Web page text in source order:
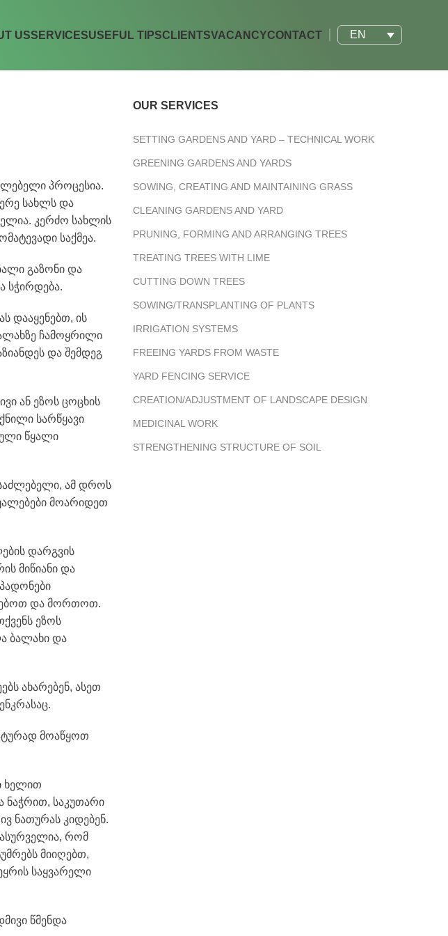
USSERVICESUSEFUL TIPSCLIENTSVACANCYCONTACT EN
პროცესია.
სახლს და
კერძო სახლის
საქმეა.
გაზონი და
სჭირდება.
დააყენებთ, ის
ჩამოყრილი
და შემდეგ
ან ეზოს ცოცხის
სარწყავი
წყალი
ამ დროს
მოარიდეთ
დარგვის
მიწიანი და
და მორთოთ.
ეზოს
ბალახი და
ახარებენ, ასეთ
მოაწყოთ
ხელით
ნაჭრით, საკუთარი
ნათურას კიდებენ.
რომ
მიიღებთ,
საყვარელი
წმენდა
OUR SERVICES
SETTING GARDENS AND YARD – TECHNICAL WORK
GREENING GARDENS AND YARDS
SOWING, CREATING AND MAINTAINING GRASS
CLEANING GARDENS AND YARD
PRUNING, FORMING AND ARRANGING TREES
TREATING TREES WITH LIME
CUTTING DOWN TREES
SOWING/TRANSPLANTING OF PLANTS
IRRIGATION SYSTEMS
FREEING YARDS FROM WASTE
YARD FENCING SERVICE
CREATION/ADJUSTMENT OF LANDSCAPE DESIGN
MEDICINAL WORK
STRENGTHENING STRUCTURE OF SOIL